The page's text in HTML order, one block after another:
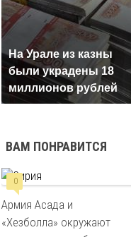
На Урале из казны
были украдены 18
миллионов рублей
ВАМ ПОНРАВИТСЯ
0
Армия Асада и
«Хезболла» окружают